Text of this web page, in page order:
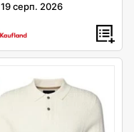
19 серп. 2026